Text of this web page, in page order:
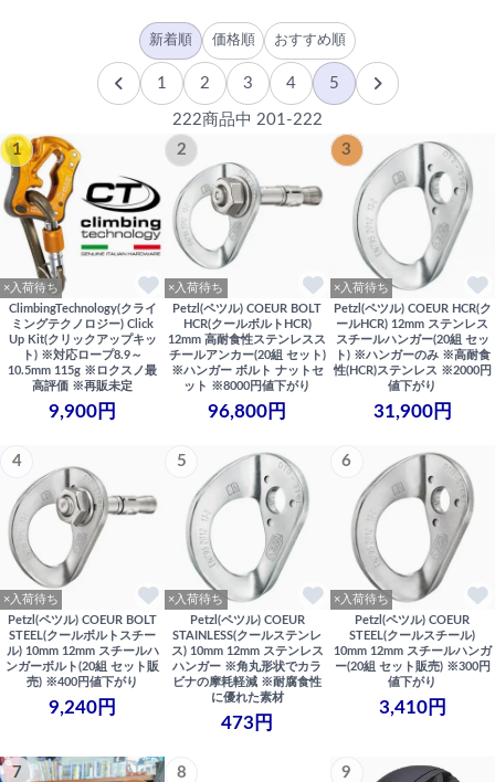
新着順 価格順 おすすめ順
1 2 3 4 5
222商品中 201-222
1
×入荷待ち
ClimbingTechnology(クライ
ミングテクノロジー) Click
Up Kit(クリックアップキッ
ト) ※対応ロープ8.9～
10.5mm 115g ※ロクスノ最
高評価 ※再販未定
9,900円
2
×入荷待ち
Petzl(ペツル) COEUR BOLT
HCR(クールボルトHCR)
12mm 高耐食性ステンレスス
チールアンカー(20組 セット)
※ハンガー ボルト ナットセ
ット ※8000円値下がり
96,800円
3
×入荷待ち
Petzl(ペツル) COEUR HCR(ク
ールHCR) 12mm ステンレス
スチールハンガー(20組 セッ
ト) ※ハンガーのみ ※高耐食
性(HCR)ステンレス ※2000円
値下がり
31,900円
4
×入荷待ち
Petzl(ペツル) COEUR BOLT
STEEL(クールボルトスチー
ル) 10mm 12mm スチールハ
ンガーボルト(20組 セット販
売) ※400円値下がり
9,240円
5
×入荷待ち
Petzl(ペツル) COEUR
STAINLESS(クールステンレ
ス) 10mm 12mm ステンレス
ハンガー ※角丸形状でカラ
ビナの摩耗軽減 ※耐腐食性
に優れた素材
473円
6
×入荷待ち
Petzl(ペツル) COEUR
STEEL(クールスチール)
10mm 12mm スチールハンガ
ー(20組 セット販売) ※300円
値下がり
3,410円
7 8 9